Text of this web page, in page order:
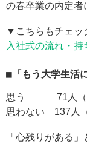
の春卒業の内定者
▼こちらもチェッ
入社式の流れ・持
■「もう大学生活
思う 71人（
思わない 137人（
「心残りがある